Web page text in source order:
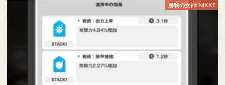
勝利の女神: NIKKE